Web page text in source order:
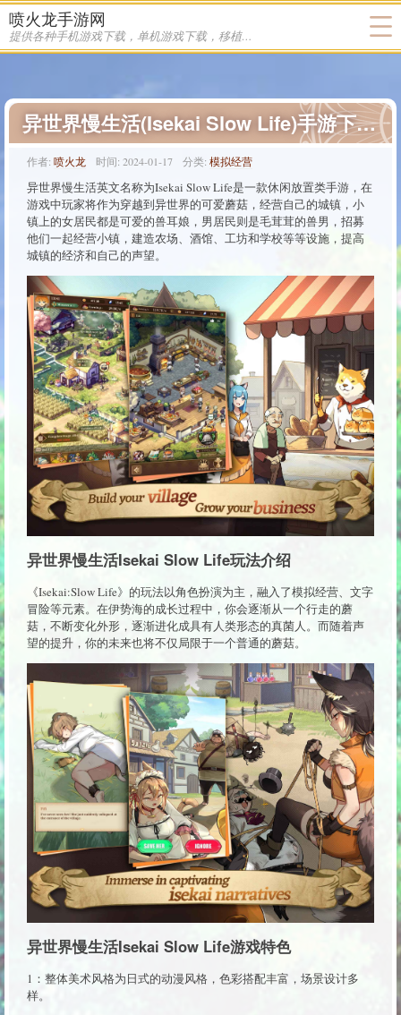
喷火龙手游网
提供各种手机游戏下载，单机游戏下载，移植游戏下载
异世界慢生活(Isekai Slow Life)手游下载-异世界慢生活(Isekai Slow Life)手游最新版下载
作者: 喷火龙 时间: 2024-01-17 分类: 模拟经营
异世界慢生活英文名称为Isekai Slow Life是一款休闲放置类手游，在
游戏中玩家将作为穿越到异世界的可爱蘑菇，经营自己的城镇，小
镇上的女居民都是可爱的兽耳娘，男居民则是毛茸茸的兽男，招募
他们一起经营小镇，建造农场、酒馆、工坊和学校等等设施，提高
城镇的经济和自己的声望。
异世界慢生活Isekai Slow Life玩法介绍
《Isekai:Slow Life》的玩法以角色扮演为主，融入了模拟经营、文字
冒险等元素。在伊势海的成长过程中，你会逐渐从一个行走的蘑
菇，不断变化外形，逐渐进化成具有人类形态的真菌人。而随着声
望的提升，你的未来也将不仅局限于一个普通的蘑菇。
异世界慢生活Isekai Slow Life游戏特色
1：整体美术风格为日式的动漫风格，色彩搭配丰富，场景设计多
样。